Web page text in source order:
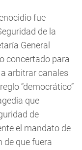
fue
de la
General
concertado para
arbitrar canales
“democrático”
que
de
el mandato de
de que fuera